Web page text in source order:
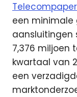
een minimale
aansluitingen
7,376 miljoen
kwartaal van
een